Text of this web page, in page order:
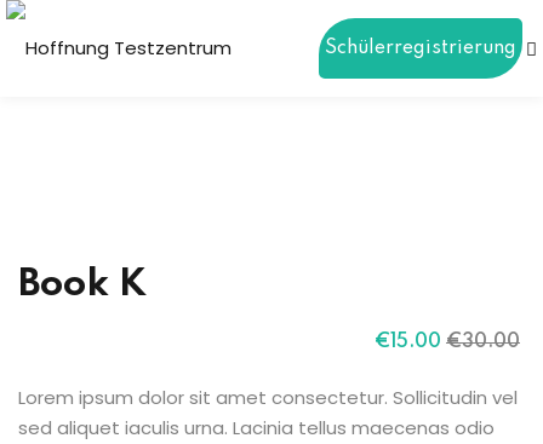
Schülerregistrierung
Book K
€30.00
€ 15.00
Lorem ipsum dolor sit amet consectetur. Sollicitudin vel
sed aliquet iaculis urna. Lacinia tellus maecenas odio
Sign in Sign up
Remember me Lost your password?